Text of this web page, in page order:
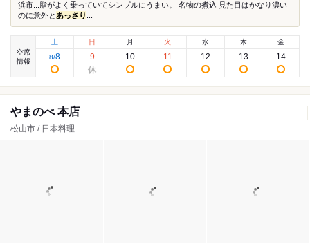
浜市...脂がよく乗っていてシンプルにうまい。 名物の煮込 見た目はかなり濃い
のに意外と あっさり
空席
情報
土
8/8
日
9
月
10
火
11
水
12
木
13
金
14
やまのべ 本店
松山市 / 日本料理